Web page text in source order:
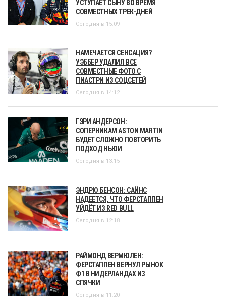
УСТУПАЕТ СЫНУ ВО ВРЕМЯ
СОВМЕСТНЫХ ТРЕК-ДНЕЙ
Сегодня в 15:09
НАМЕЧАЕТСЯ СЕНСАЦИЯ?
УЭББЕР УДАЛИЛ ВСЕ
СОВМЕСТНЫЕ ФОТО С
ПИАСТРИ ИЗ СОЦСЕТЕЙ
Сегодня в 14:12
ГЭРИ АНДЕРСОН:
СОПЕРНИКАМ ASTON MARTIN
БУДЕТ СЛОЖНО ПОВТОРИТЬ
ПОДХОД НЬЮИ
Сегодня в 13:15
ЭНДРЮ БЕНСОН: САЙНС
НАДЕЕТСЯ, ЧТО ФЕРСТАППЕН
УЙДЁТ ИЗ RED BULL
Сегодня в 12:18
РАЙМОНД ВЕРМЮЛЕН:
ФЕРСТАППЕН ВЕРНУЛ РЫНОК
Ф1 В НИДЕРЛАНДАХ ИЗ
СПЯЧКИ
Сегодня в 11:20